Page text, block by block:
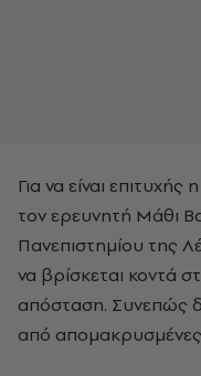
Για να είναι
τον ερευνητή Μάθι
Πανεπιστημίου της
να βρίσκεται κοντά
απόσταση. Συνεπώς
από απομακρυσμένες